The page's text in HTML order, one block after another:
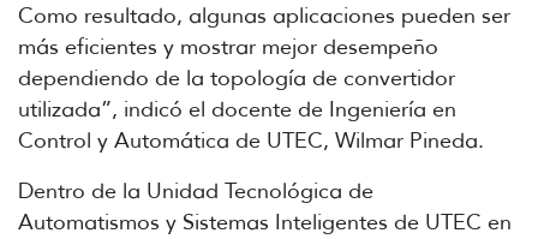
Como resultado, algunas aplicaciones pueden ser
más eficientes y mostrar mejor desempeño
dependiendo de la topología de convertidor
utilizada”, indicó el docente de Ingeniería en
Control y Automática de UTEC, Wilmar Pineda.
Dentro de la Unidad Tecnológica de
Automatismos y Sistemas Inteligentes de UTEC en